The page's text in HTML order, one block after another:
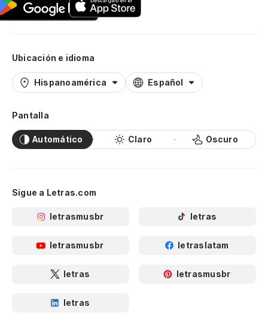
Ubicación e idioma
Hispanoamérica Español
Pantalla
Automático Claro Oscuro
Sigue a Letras.com
letrasmusbr letras
letrasmusbr letraslatam
letras letrasmusbr
letras